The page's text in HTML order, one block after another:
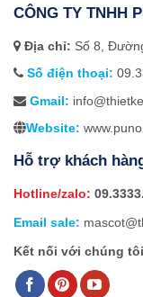
CÔNG TY TNHH
Địa chỉ: Số 8,
Số điện thoại:
Gmail:
Website:
Hỗ trợ khách
Hotline/zalo:
Email sale:
Kết nối với chúng tôi